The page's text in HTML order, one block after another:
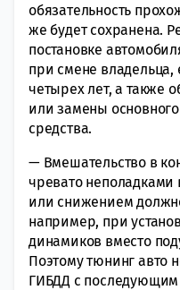
обязательность
же будет сохранена.
постановке
при смене
четырех лет, а также
или замены
средства.
— Вмешательство в
чревато неполадками
или снижением
например, при
динамиков вместо
Поэтому тюнинг авто
ГИБДД с последующим